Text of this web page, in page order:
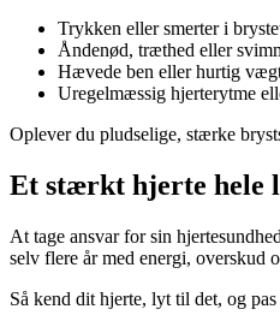
Trykken eller smerter i
Åndenød, træthed eller
Hævede ben eller hurtig
Uregelmæssig hjerterytme
Oplever du pludselige, stærke
Et stærkt hjerte hele
At tage ansvar for sin
selv flere år med energi, overskud
Så kend dit hjerte, lyt til det, og